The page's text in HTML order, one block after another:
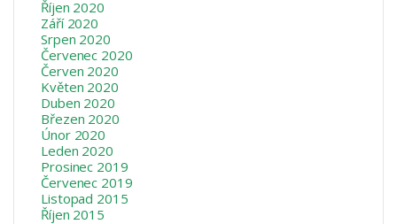
Říjen 2020
Září 2020
Srpen 2020
Červenec 2020
Červen 2020
Květen 2020
Duben 2020
Březen 2020
Únor 2020
Leden 2020
Prosinec 2019
Červenec 2019
Listopad 2015
Říjen 2015